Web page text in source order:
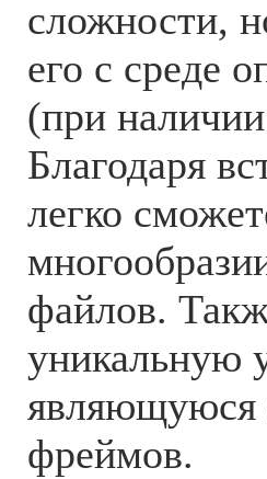
сложности,
его с среде
(при
Благодаря
легко
файлов.
уникальную
являющуюся
фреймов.